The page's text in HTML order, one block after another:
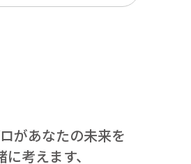
があなたの未来を
に考えます、